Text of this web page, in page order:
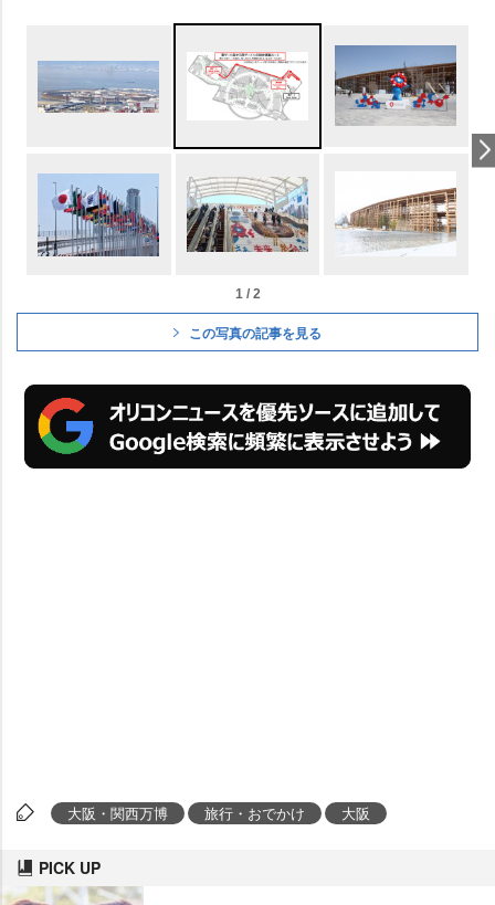
1 / 2
この写真の記事を見る
大阪・関西万博 旅行・おでかけ 大阪
PICK UP